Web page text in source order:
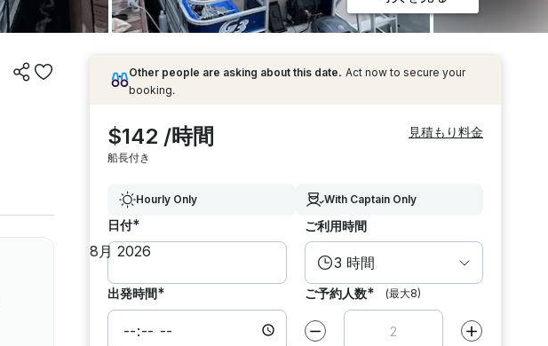
Other people are asking about this date. Act now to secure your
booking.
$142 /時間
船長付き
見積もり料金
Hourly Only With Captain Only
日付* ご利用時間
3 時間
出発時間* ご予約人数* (最大8)
減らす 増やす